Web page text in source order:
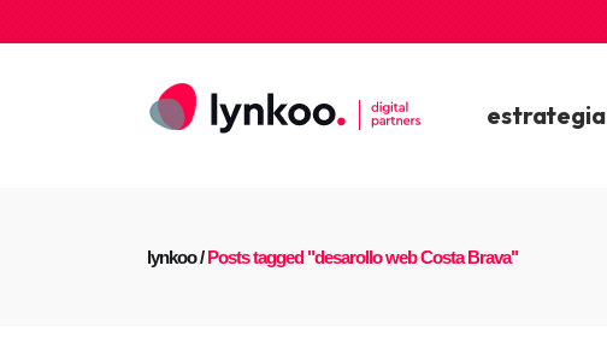
estrategia
lynkoo/Posts tagged "desarollo web Costa Brava"